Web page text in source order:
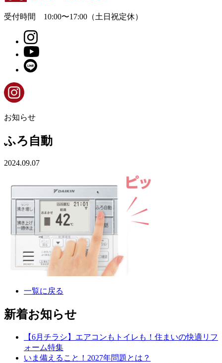
受付時間 10:00〜17:00 （土日祝定休）
お知らせ
ふろ自動
2024.09.07
一覧に戻る
新着お知らせ
【6月チラシ】エアコンもトイレも！住まいの快適リフ
ォーム特集
いま備えること！2027年問題とは？